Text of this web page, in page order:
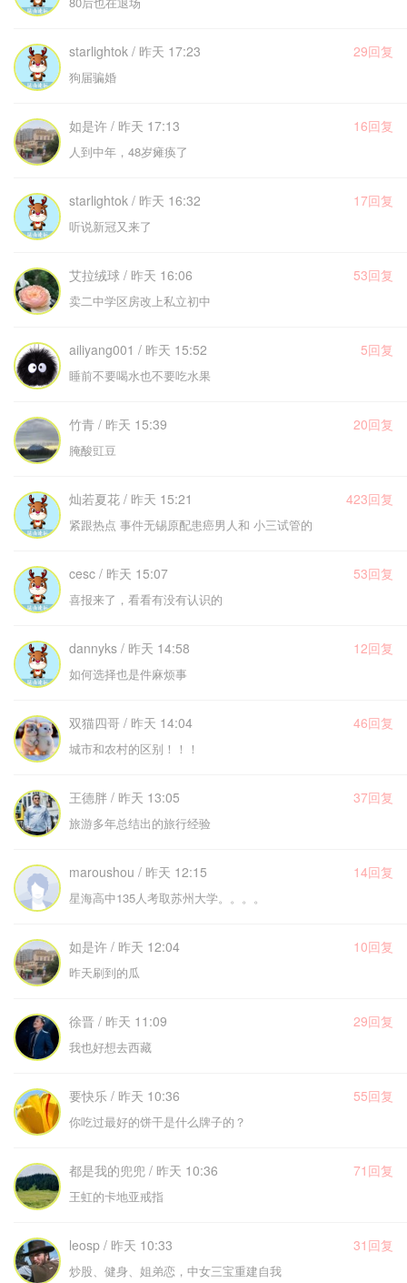
starlightok / 昨天 17:23 29回复
狗届骗婚
如是许 / 昨天 17:13 16回复
人到中年，48岁瘫痪了
starlightok / 昨天 16:32 17回复
听说新冠又来了
艾拉绒球 / 昨天 16:06 53回复
卖二中学区房改上私立初中
ailiyang001 / 昨天 15:52 5回复
睡前不要喝水也不要吃水果
竹青 / 昨天 15:39 20回复
腌酸豇豆
灿若夏花 / 昨天 15:21 423回复
紧跟热点 事件无锡原配患癌男人和 小三试管的
cesc / 昨天 15:07 53回复
喜报来了，看看有没有认识的
dannyks / 昨天 14:58 12回复
如何选择也是件麻烦事
双猫四哥 / 昨天 14:04 46回复
城市和农村的区别！！！
王德胖 / 昨天 13:05 37回复
旅游多年总结出的旅行经验
maroushou / 昨天 12:15 14回复
星海高中135人考取苏州大学。。。。
如是许 / 昨天 12:04 10回复
昨天刷到的瓜
徐晋 / 昨天 11:09 29回复
我也好想去西藏
要快乐 / 昨天 10:36 55回复
你吃过最好的饼干是什么牌子的？
都是我的兜兜 / 昨天 10:36 71回复
王虹的卡地亚戒指
leosp / 昨天 10:33 31回复
炒股、健身、姐弟恋，中女三宝重建自我